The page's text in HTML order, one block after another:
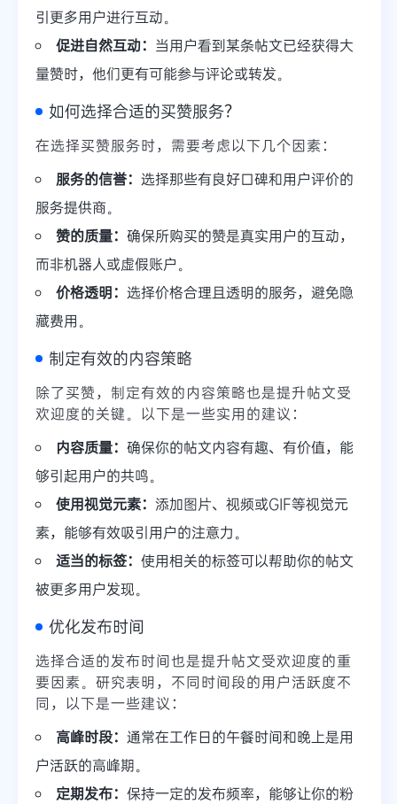
引更多用户进行互动。
促进自然互动： 当用户看到某条帖文已经获得大
量赞时，他们更有可能参与评论或转发。
如何选择合适的买赞服务？
在选择买赞服务时，需要考虑以下几个因素：
服务的信誉： 选择那些有良好口碑和用户评价的
服务提供商。
赞的质量： 确保所购买的赞是真实用户的互动，
而非机器人或虚假账户。
价格透明： 选择价格合理且透明的服务，避免隐
藏费用。
制定有效的内容策略
除了买赞，制定有效的内容策略也是提升帖文受
欢迎度的关键。以下是一些实用的建议：
内容质量： 确保你的帖文内容有趣、有价值，能
够引起用户的共鸣。
使用视觉元素： 添加图片、视频或GIF等视觉元
素，能够有效吸引用户的注意力。
适当的标签： 使用相关的标签可以帮助你的帖文
被更多用户发现。
优化发布时间
选择合适的发布时间也是提升帖文受欢迎度的重
要因素。研究表明，不同时间段的用户活跃度不
同，以下是一些建议：
高峰时段： 通常在工作日的午餐时间和晚上是用
户活跃的高峰期。
定期发布： 保持一定的发布频率，能够让你的粉